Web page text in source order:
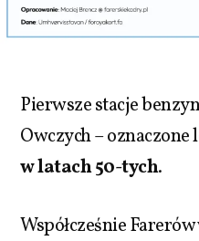
Pierwsze stacje
Owczych – oznaczone
w latach 50-tych.
Współcześnie